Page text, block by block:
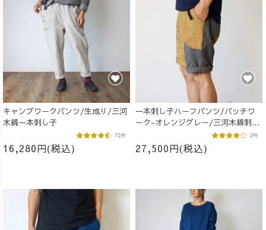
キャンプワークパンツ/生成り/三河
木綿一本刺し子
16,280円(税込)
71件
一本刺し子ハーフパンツ/パッチワ
ーク-オレンジグレー/三河木綿刺し
27,500円(税込)
2件